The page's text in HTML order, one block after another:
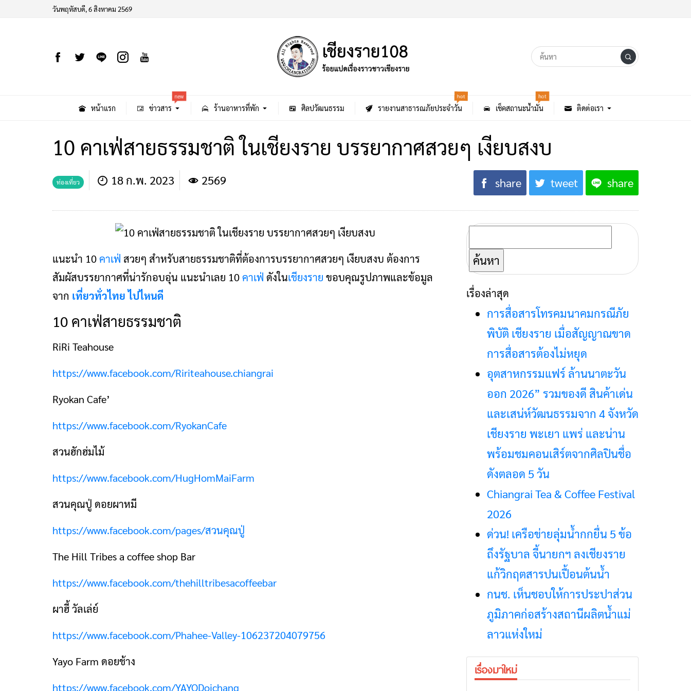
วันพฤหัสบดี, 6 สิงหาคม 2569
หน้าแรก ข่าวสาร
new
ร้านอาหารที่พัก ศิลปวัฒนธรรม รายงานสาธารณภัยประจำวัน
hot
เช็คสถานะน้ำมัน
hot
ติดต่อเรา
10 คาเฟ่สายธรรมชาติ ในเชียงราย บรรยากาศสวยๆ เงียบสงบ
ท่องเที่ยว 18 ก.พ. 2023 2569 share tweet share
แนะนำ 10คาเฟ่ สวยๆ สำหรับสายธรรมชาติที่ต้องการบรรยากาศสวยๆ เงียบสงบ ต้องการ
สัมผัสบรรยากาศที่น่ารักอบอุ่น แนะนำเลย 10คาเฟ่ ดังในเชียงราย ขอบคุณรูปภาพและข้อมูล
จาก เที่ยวทั่วไทย ไปไหนดี
10 คาเฟ่สายธรรมชาติ
RiRi Teahouse
https://www.facebook.com/Ririteahouse.chiangrai
Ryokan Cafe’
https://www.facebook.com/RyokanCafe
สวนฮักฮ่มไม้
https://www.facebook.com/HugHomMaiFarm
สวนคุณปู่ ดอยผาหมี
https://www.facebook.com/pages/สวนคุณปู่
The Hill Tribes a coffee shop Bar
https://www.facebook.com/thehilltribesacoffeebar
ผาฮี้ วัลเล่ย์
https://www.facebook.com/Phahee-Valley-106237204079756
Yayo Farm ดอยช้าง
https://www.facebook.com/YAYODoichang
ค้นหา
สำหรับ:
เรื่องล่าสุด
การสื่อสารโทรคมนาคมกรณีภัย
พิบัติ เชียงราย เมื่อสัญญาณขาด
การสื่อสารต้องไม่หยุด
อุตสาหกรรมแฟร์ ล้านนาตะวัน
ออก 2026” รวมของดี สินค้าเด่น
และเสน่ห์วัฒนธรรมจาก 4 จังหวัด
เชียงราย พะเยา แพร่ และน่าน
พร้อมชมคอนเสิร์ตจากศิลปินชื่อ
ดังตลอด 5 วัน
Chiangrai Tea & Coffee Festival
2026
ด่วน! เครือข่ายลุ่มน้ำกกยื่น 5 ข้อ
ถึงรัฐบาล จี้นายกฯ ลงเชียงราย
แก้วิกฤตสารปนเปื้อนต้นน้ำ
กนช. เห็นชอบให้การประปาส่วน
ภูมิภาคก่อสร้างสถานีผลิตน้ำแม่
ลาวแห่งใหม่
เรื่องมาใหม่